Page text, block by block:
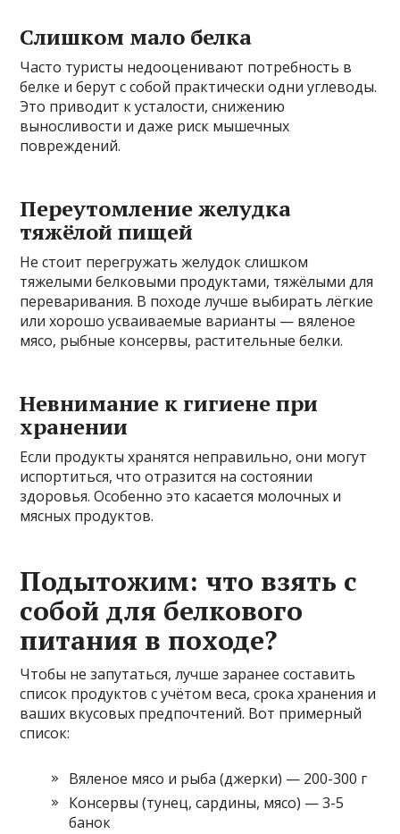
Слишком мало белка
Часто туристы недооценивают потребность в
белке и берут с собой практически одни углеводы.
Это приводит к усталости, снижению
выносливости и даже риск мышечных
повреждений.
Переутомление желудка
тяжёлой пищей
Не стоит перегружать желудок слишком
тяжелыми белковыми продуктами, тяжёлыми для
переваривания. В походе лучше выбирать лёгкие
или хорошо усваиваемые варианты — вяленое
мясо, рыбные консервы, растительные белки.
Невнимание к гигиене при
хранении
Если продукты хранятся неправильно, они могут
испортиться, что отразится на состоянии
здоровья. Особенно это касается молочных и
мясных продуктов.
Подытожим: что взять с
собой для белкового
питания в походе?
Чтобы не запутаться, лучше заранее составить
список продуктов с учётом веса, срока хранения и
ваших вкусовых предпочтений. Вот примерный
список:
Вяленое мясо и рыба (джерки) — 200-300 г
Консервы (тунец, сардины, мясо) — 3-5
банок